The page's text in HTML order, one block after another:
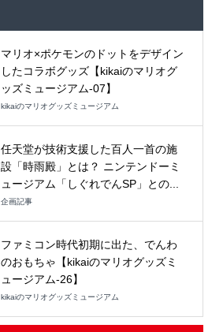
マリオ×ポケモンのドットをデザイン
したコラボグッズ【kikaiのマリオグ
ッズミュージアム-07】
kikaiのマリオグッズミュージアム
任天堂が技術支援した百人一首の施
設「時雨殿」とは？ ニンテンドーミ
ュージアム「しぐれでんSP」との...
企画記事
ファミコン時代初期に出た、でんわ
のおもちゃ【kikaiのマリオグッズミ
ュージアム-26】
kikaiのマリオグッズミュージアム